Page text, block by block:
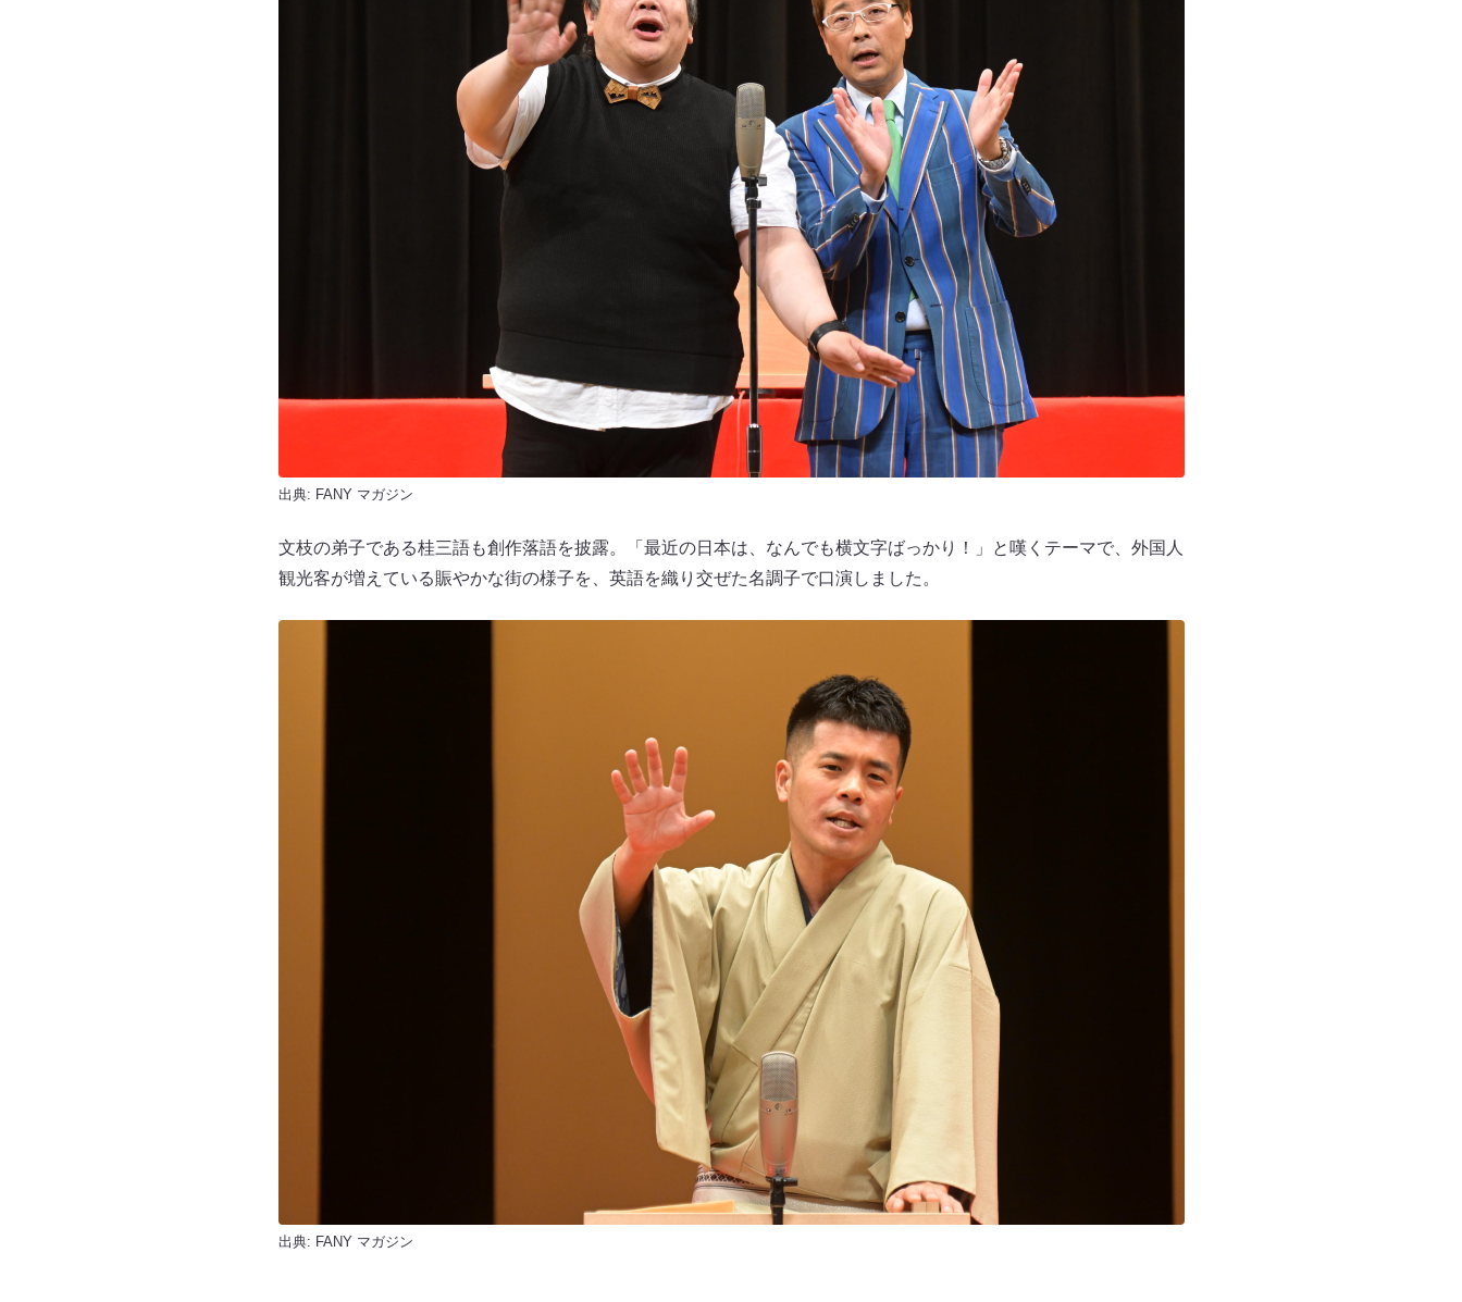
出典: FANY マガジン
文枝の弟子である桂三語も創作落語を披露。「最近の日本は、なんでも横文字ばっかり！」と嘆くテーマで、外国人
観光客が増えている賑やかな街の様子を、英語を織り交ぜた名調子で口演しました。
出典: FANY マガジン